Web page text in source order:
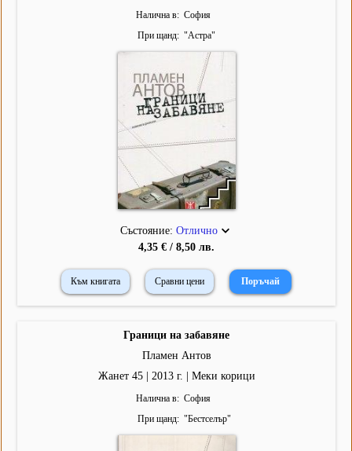
Налична в
София
При щанд
"Астра"
Състояние: Отлично
4,35 € / 8,50 лв.
Към книгата Сравни цени
Граници на забавяне
Пламен Антов
Жанет 45 | 2013 г. | Меки корици
Налична в
София
При щанд
"Бестселър"